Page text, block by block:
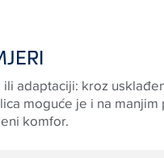
adaptaciji: kroz
moguće je i na
komfor.